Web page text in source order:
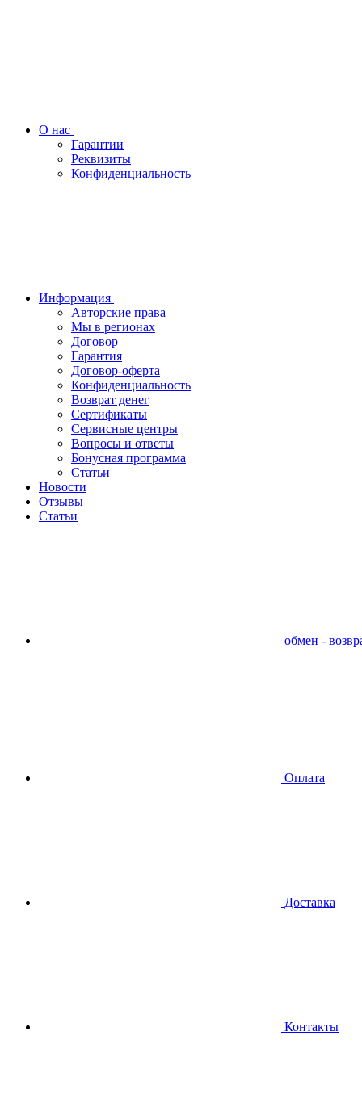
О нас
Гарантии
Реквизиты
Конфиденциальность
Информация
Авторские права
Мы в регионах
Договор
Гарантия
Договор-оферта
Конфиденциальность
Возврат денег
Сертификаты
Сервисные центры
Вопросы и ответы
Бонусная программа
Статьи
Новости
Отзывы
Статьи
обмен -
Оплата
Доставка
Контакты